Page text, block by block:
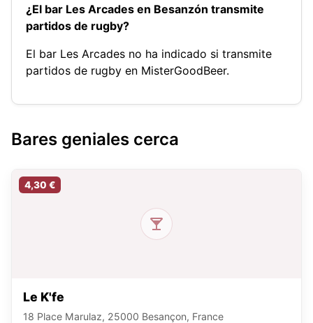
¿El bar Les Arcades en Besanzón transmite
partidos de rugby?
El bar Les Arcades no ha indicado si transmite
partidos de rugby en MisterGoodBeer.
Bares geniales cerca
4,30 €
Le K'fe
18 Place Marulaz, 25000 Besançon, France